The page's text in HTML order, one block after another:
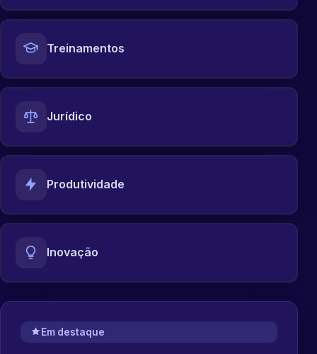
Treinamentos
Jurídico
Produtividade
Inovação
Em destaque